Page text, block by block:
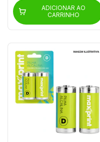
ADICIONAR AO
CARRINHO